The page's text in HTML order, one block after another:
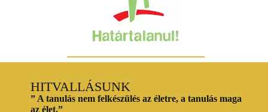
HITVALLÁSUNK
” A tanulás nem felkészülés az életre, a tanulás maga
az élet.”